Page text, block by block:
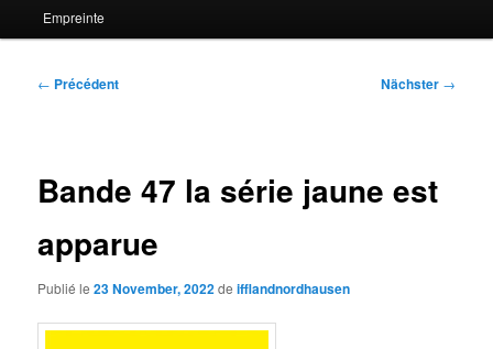
Empreinte
Navigation
← Précédent Nächster →
Bande 47 la série jaune est
apparue
Publié le23 November, 2022deifflandnordhausen